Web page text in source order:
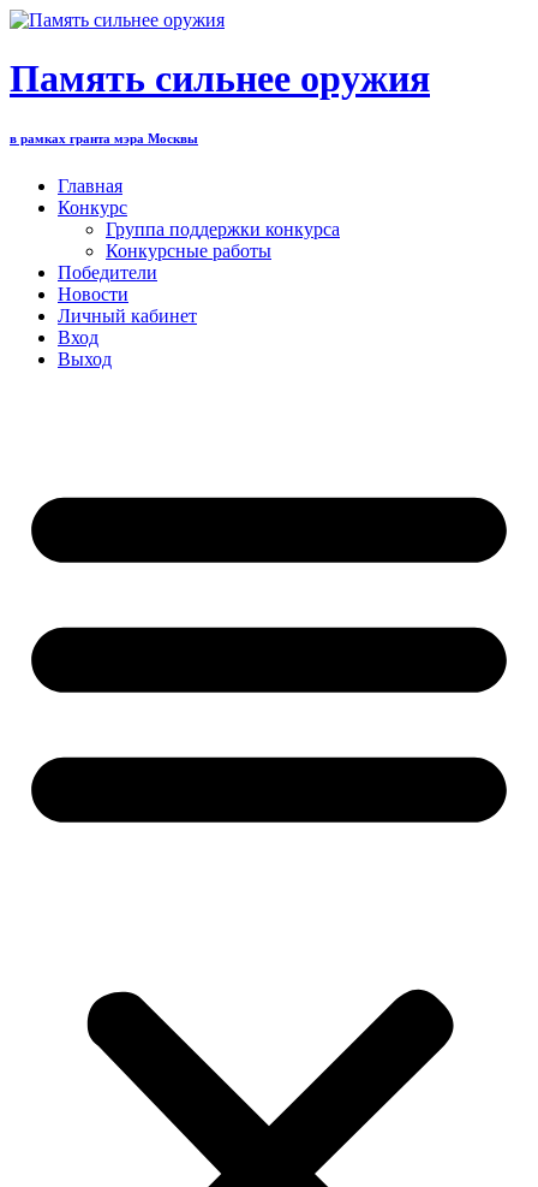
Перейти
содержимому
Память сильнее оружия
в рамках гранта мэра Москвы
Главная
Конкурс
Группа поддержки конкурса
Конкурсные работы
Победители
Новости
Личный кабинет
Вход
Выход